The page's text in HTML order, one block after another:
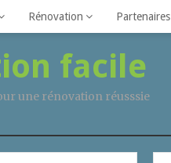
Rénovation Partenaires
facile
une rénovation réusssie